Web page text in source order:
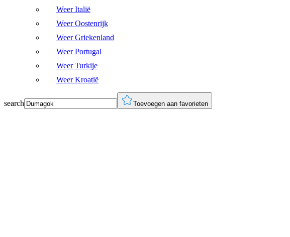
Weer Italië
Weer Oostenrijk
Weer Griekenland
Weer Portugal
Weer Turkije
Weer Kroatië
search Toevoegen aan favorieten